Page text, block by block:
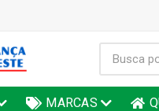
MARCAS